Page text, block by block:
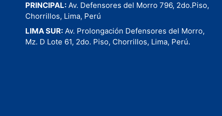
PRINCIPAL: Av. Defensores del Morro 796, 2do.Piso,
Chorrillos, Lima, Perú
LIMA SUR: Av. Prolongación Defensores del Morro,
Mz. D Lote 61, 2do. Piso, Chorrillos, Lima, Perú.